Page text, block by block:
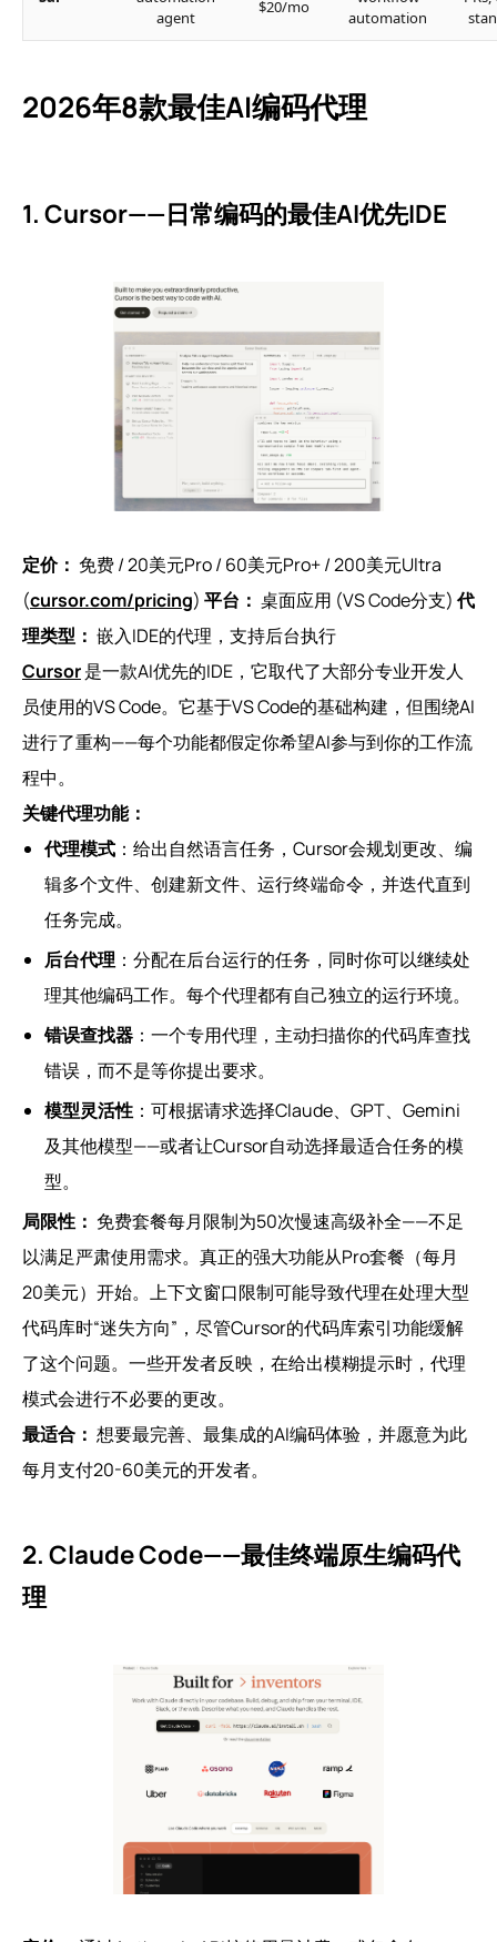
agent
$20/mo
automation
2026年8款最佳AI编码代理
1. Cursor——日常编码的最佳AI优先IDE
定价： 免费 / 20美元Pro / 60美元Pro+ / 200美元Ultra
(cursor.com/pricing) 平台： 桌面应用 (VS Code分支)代
理类型： 嵌入IDE的代理，支持后台执行
Cursor是一款AI优先的IDE，它取代了大部分专业开发人
员使用的VS Code。它基于VS Code的基础构建，但围绕AI
进行了重构——每个功能都假定你希望AI参与到你的工作流
程中。
关键代理功能：
代理模式 ：给出自然语言任务，Cursor会规划更改、编
辑多个文件、创建新文件、运行终端命令，并迭代直到
任务完成。
后台代理 ：分配在后台运行的任务，同时你可以继续处
理其他编码工作。每个代理都有自己独立的运行环境。
错误查找器 ：一个专用代理，主动扫描你的代码库查找
错误，而不是等你提出要求。
模型灵活性 ：可根据请求选择Claude、GPT、Gemini
及其他模型——或者让Cursor自动选择最适合任务的模
型。
局限性： 免费套餐每月限制为50次慢速高级补全——不足
以满足严肃使用需求。真正的强大功能从Pro套餐（每月
20美元）开始。上下文窗口限制可能导致代理在处理大型
代码库时“迷失方向”，尽管Cursor的代码库索引功能缓解
了这个问题。一些开发者反映，在给出模糊提示时，代理
模式会进行不必要的更改。
最适合： 想要最完善、最集成的AI编码体验，并愿意为此
每月支付20-60美元的开发者。
2. Claude Code——最佳终端原生编码代
理